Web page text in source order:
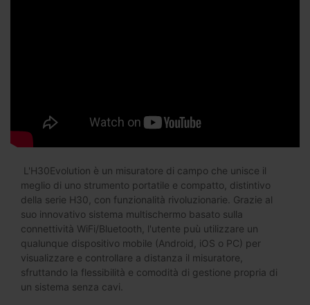
L'H30Evolution è un misuratore di campo che unisce il
meglio di uno strumento portatile e compatto, distintivo
della serie H30, con funzionalità rivoluzionarie. Grazie al
suo innovativo sistema multischermo basato sulla
connettività WiFi/Bluetooth, l'utente puù utilizzare un
qualunque dispositivo mobile (Android, iOS o PC) per
visualizzare e controllare a distanza il misuratore,
sfruttando la flessibilità e comodità di gestione propria di
un sistema senza cavi.